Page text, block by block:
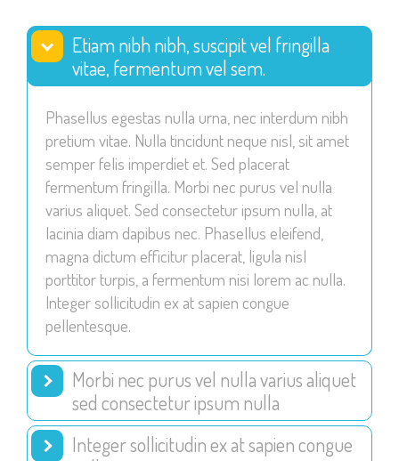
Etiam nibh nibh, suscipit vel fringilla
vitae, fermentum vel sem.
Phasellus egestas nulla urna, nec interdum nibh
pretium vitae. Nulla tincidunt neque nisl, sit amet
semper felis imperdiet et. Sed placerat
fermentum fringilla. Morbi nec purus vel nulla
varius aliquet. Sed consectetur ipsum nulla, at
lacinia diam dapibus nec. Phasellus eleifend,
magna dictum efficitur placerat, ligula nisl
porttitor turpis, a fermentum nisi lorem ac nulla.
Integer sollicitudin ex at sapien congue
pellentesque.
Morbi nec purus vel nulla varius aliquet
sed consectetur ipsum nulla
Integer sollicitudin ex at sapien congue